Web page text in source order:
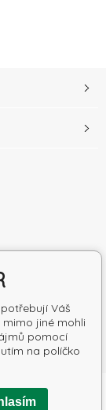
s.r.o.
Váš
jiné mohli
pomocí
na políčko